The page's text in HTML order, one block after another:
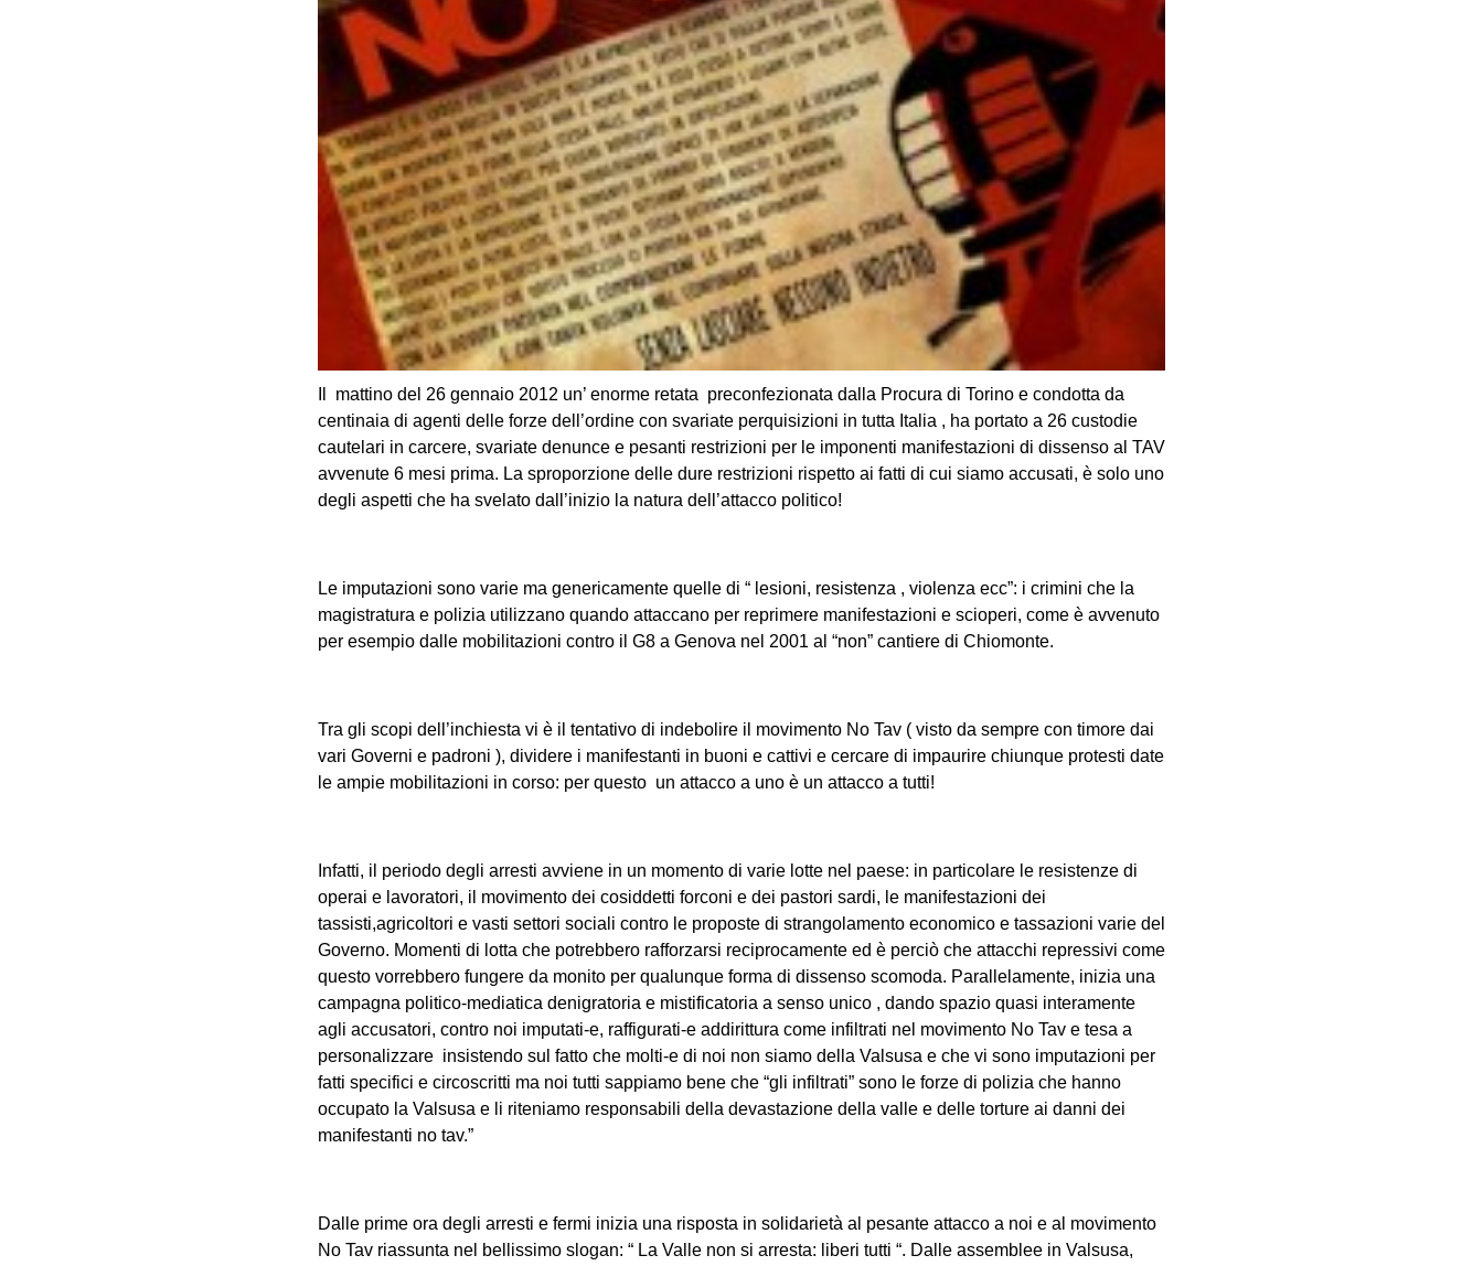
Il mattino del 26 gennaio 2012 un’ enorme retata preconfezionata dalla Procura di Torino e condotta da
centinaia di agenti delle forze dell’ordine con svariate perquisizioni in tutta Italia , ha portato a 26 custodie
cautelari in carcere, svariate denunce e pesanti restrizioni per le imponenti manifestazioni di dissenso al TAV
avvenute 6 mesi prima. La sproporzione delle dure restrizioni rispetto ai fatti di cui siamo accusati, è solo uno
degli aspetti che ha svelato dall’inizio la natura dell’attacco politico!
Le imputazioni sono varie ma genericamente quelle di “ lesioni, resistenza , violenza ecc”: i crimini che la
magistratura e polizia utilizzano quando attaccano per reprimere manifestazioni e scioperi, come è avvenuto
per esempio dalle mobilitazioni contro il G8 a Genova nel 2001 al “non” cantiere di Chiomonte.
Tra gli scopi dell’inchiesta vi è il tentativo di indebolire il movimento No Tav ( visto da sempre con timore dai
vari Governi e padroni ), dividere i manifestanti in buoni e cattivi e cercare di impaurire chiunque protesti date
le ampie mobilitazioni in corso: per questo un attacco a uno è un attacco a tutti!
Infatti, il periodo degli arresti avviene in un momento di varie lotte nel paese: in particolare le resistenze di
operai e lavoratori, il movimento dei cosiddetti forconi e dei pastori sardi, le manifestazioni dei
tassisti,agricoltori e vasti settori sociali contro le proposte di strangolamento economico e tassazioni varie del
Governo. Momenti di lotta che potrebbero rafforzarsi reciprocamente ed è perciò che attacchi repressivi come
questo vorrebbero fungere da monito per qualunque forma di dissenso scomoda. Parallelamente, inizia una
campagna politico-mediatica denigratoria e mistificatoria a senso unico , dando spazio quasi interamente
agli accusatori, contro noi imputati-e, raffigurati-e addirittura come infiltrati nel movimento No Tav e tesa a
personalizzare insistendo sul fatto che molti-e di noi non siamo della Valsusa e che vi sono imputazioni per
fatti specifici e circoscritti ma noi tutti sappiamo bene che “gli infiltrati” sono le forze di polizia che hanno
occupato la Valsusa e li riteniamo responsabili della devastazione della valle e delle torture ai danni dei
manifestanti no tav.”
Dalle prime ora degli arresti e fermi inizia una risposta in solidarietà al pesante attacco a noi e al movimento
No Tav riassunta nel bellissimo slogan: “ La Valle non si arresta: liberi tutti “. Dalle assemblee in Valsusa,